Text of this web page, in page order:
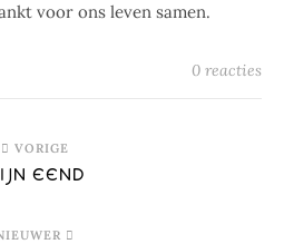
voor ons leven samen.
0 reacties
VORIGE
EEND